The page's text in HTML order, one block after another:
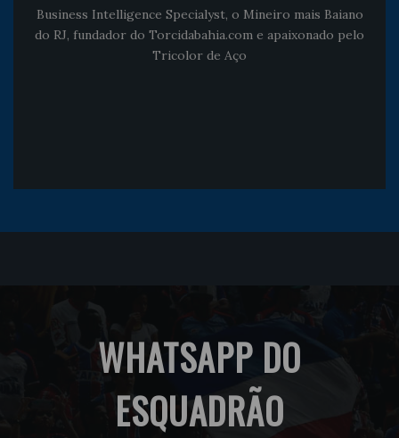
Business Intelligence Specialyst, o Mineiro mais Baiano
do RJ, fundador do Torcidabahia.com e apaixonado pelo
Tricolor de Aço
WHATSAPP DO
ESQUADRÃO